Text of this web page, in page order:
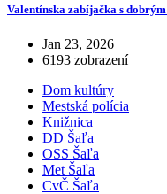
Valentínska zabíjačka s
Jan 23, 2026
6193 zobrazení
Dom kultúry
Mestská polícia
Knižnica
DD Šaľa
OSS Šaľa
Met Šaľa
CvČ Šaľa